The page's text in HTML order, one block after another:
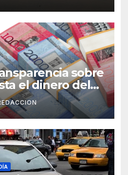
sobre
el dinero del
de Salud